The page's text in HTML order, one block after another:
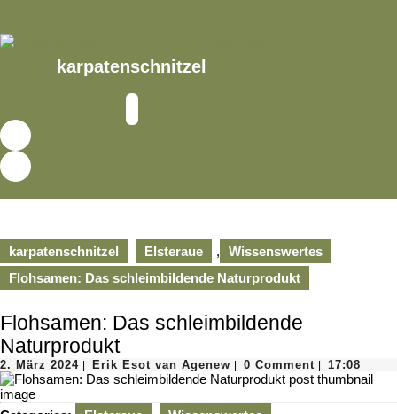
content
karpatenschnitzel
Button
karpatenschnitzel Elsteraue ,
Wissenswertes
Flohsamen: Das schleimbildende Naturprodukt
Flohsamen: Das schleimbildende
Naturprodukt
2. März 20242.
März
Erik Esot van AgenewErik
Esot
van
Agenew
0 Comment 17:08